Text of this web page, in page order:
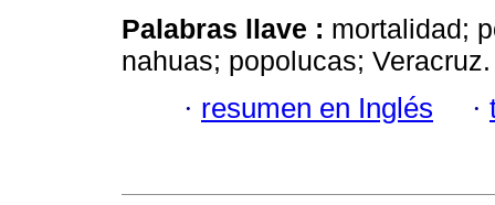
Palabras llave : mortalidad;
nahuas; popolucas; Veracruz.
· resumen en Inglés ·